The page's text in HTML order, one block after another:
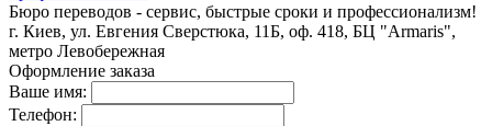
Бюро переводов - сервис, быстрые сроки и профессионализм!
г. Киев, ул. Евгения Сверстюка, 11Б, оф. 418, БЦ "Armaris",
метро Левобережная
Оформление заказа
Ваше имя:
Телефон: